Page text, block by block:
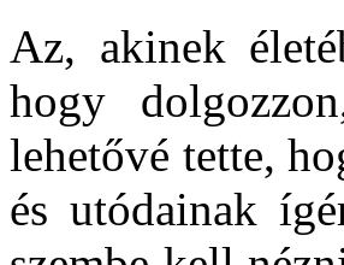
Az, akinek
hogy
lehetővé tette,
és utódainak